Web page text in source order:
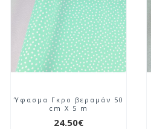
Ύφασμα Γκρο βεραμάν 50
cm X 5 m
24.50€